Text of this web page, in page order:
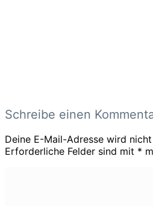
Schreibe einen
Deine E-Mail-Adresse wird
Erforderliche Felder sind mit *